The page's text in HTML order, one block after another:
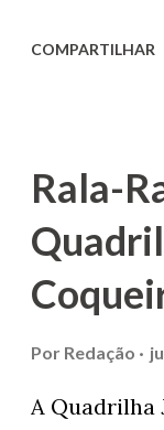
apontam
apropriar-se
de Janeiro e
COMPARTILHAR
Rala-
Por Redação
A Quadrilha